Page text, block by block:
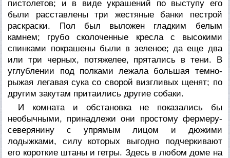
пистолетов; и в виде украшений по выступу его
были расставлены три жестяные банки пестрой
раскраски. Пол был выложен гладким белым
камнем; грубо сколоченные кресла с высокими
спинками покрашены были в зеленое; да еще два
или три черных, потяжелее, прятались в тени. В
углублении под полками лежала большая темно-
рыжая легавая сука со сворой визгливых щенят; по
другим закутам притаились другие собаки.
И комната и обстановка не показались бы
необычными, принадлежи они простому фермеру-
северянину с упрямым лицом и дюжими
лодыжками, силу которых выгодно подчеркивают
его короткие штаны и гетры. Здесь в любом доме на